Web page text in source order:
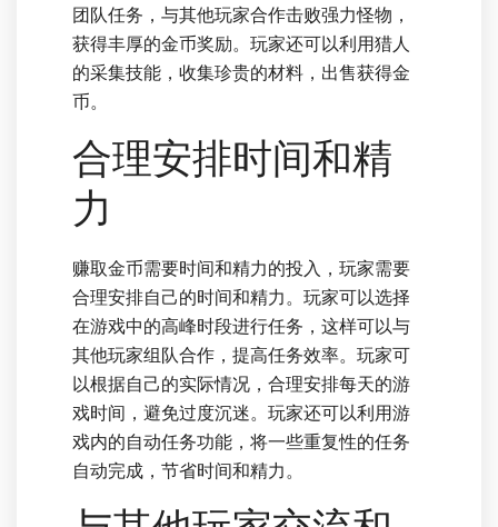
团队任务，与其他玩家合作击败强力怪物，
获得丰厚的金币奖励。玩家还可以利用猎人
的采集技能，收集珍贵的材料，出售获得金
币。
合理安排时间和精
力
赚取金币需要时间和精力的投入，玩家需要
合理安排自己的时间和精力。玩家可以选择
在游戏中的高峰时段进行任务，这样可以与
其他玩家组队合作，提高任务效率。玩家可
以根据自己的实际情况，合理安排每天的游
戏时间，避免过度沉迷。玩家还可以利用游
戏内的自动任务功能，将一些重复性的任务
自动完成，节省时间和精力。